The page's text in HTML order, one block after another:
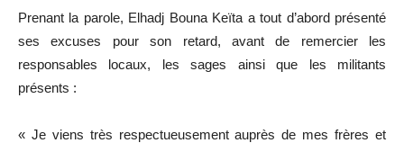
Prenant la parole, Elhadj Bouna Keïta a tout d’abord présenté
ses excuses pour son retard, avant de remercier les
responsables locaux, les sages ainsi que les militants
présents :
« Je viens très respectueusement auprès de mes frères et